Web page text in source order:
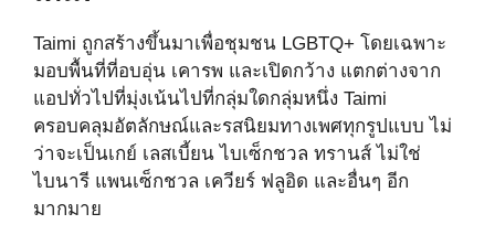
Taimi ถูกสร้างขึ้นมาเพื่อชุมชน LGBTQ+ โดยเฉพาะ
มอบพื้นที่ที่อบอุ่น เคารพ และเปิดกว้าง แตกต่างจาก
แอปทั่วไปที่มุ่งเน้นไปที่กลุ่มใดกลุ่มหนึ่ง Taimi
ครอบคลุมอัตลักษณ์และรสนิยมทางเพศทุกรูปแบบ ไม่
ว่าจะเป็นเกย์ เลสเบี้ยน ไบเซ็กชวล ทรานส์ ไม่ใช่
ไบนารี แพนเซ็กชวล เควียร์ ฟลูอิด และอื่นๆ อีก
มากมาย